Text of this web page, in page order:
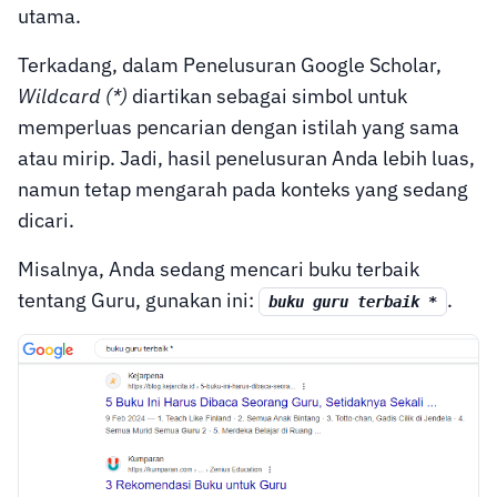
utama.
Terkadang, dalam Penelusuran Google Scholar,
Wildcard (*) diartikan sebagai simbol untuk
memperluas pencarian dengan istilah yang sama
atau mirip. Jadi, hasil penelusuran Anda lebih luas,
namun tetap mengarah pada konteks yang sedang
dicari.
Misalnya, Anda sedang mencari buku terbaik
tentang Guru, gunakan ini:
buku guru terbaik * .